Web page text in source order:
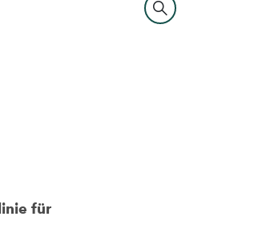
für